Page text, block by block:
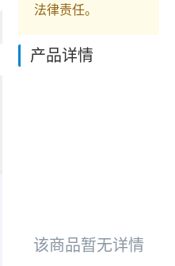
法律责任。
产品详情
该商品暂无详情